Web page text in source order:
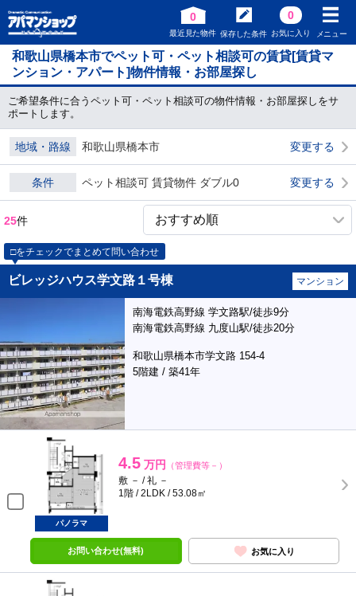
0
最近見た物件 保存した条件
0
お気に入り メニュー
和歌山県橋本市でペット可・ペット相談可の賃貸[賃貸マ
ンション・アパート]物件情報・お部屋探し
ご希望条件に合うペット可・ペット相談可の物件情報・お部屋探しをサ
ポートします。
地域・路線 和歌山県橋本市 変更する
条件 ペット相談可 賃貸物件 ダブル0 変更する
25件
□をチェックでまとめて問い合わせ
ビレッジハウス学文路１号棟 マンション
南海電鉄高野線 学文路駅/徒歩9分
南海電鉄高野線 九度山駅/徒歩20分
和歌山県橋本市学文路 154-4
5階建 / 築41年
4.5 万円 （管理費等－）
敷 － / 礼 －
1階 / 2LDK / 53.08㎡
パノラマ
お問い合わせ(無料) お気に入り